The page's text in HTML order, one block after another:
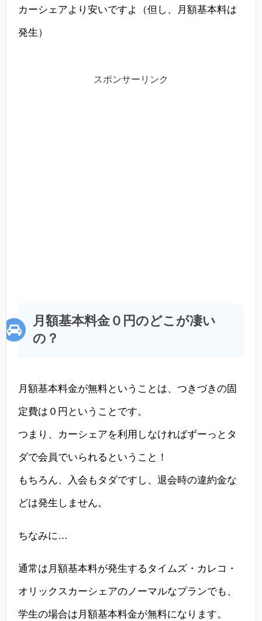
カーシェアより安いですよ（但し、月額基本料は
発生）
スポンサーリンク
月額基本料金０円のどこが凄い
の？
月額基本料金が無料ということは、つきづきの固
定費は０円ということです。
つまり、カーシェアを利用しなければずーっとタ
ダで会員でいられるということ！
もちろん、入会もタダですし、退会時の違約金な
どは発生しません。
ちなみに…
通常は月額基本料が発生するタイムズ・カレコ・
オリックスカーシェアのノーマルなプランでも、
学生の場合は月額基本料金が無料になります。